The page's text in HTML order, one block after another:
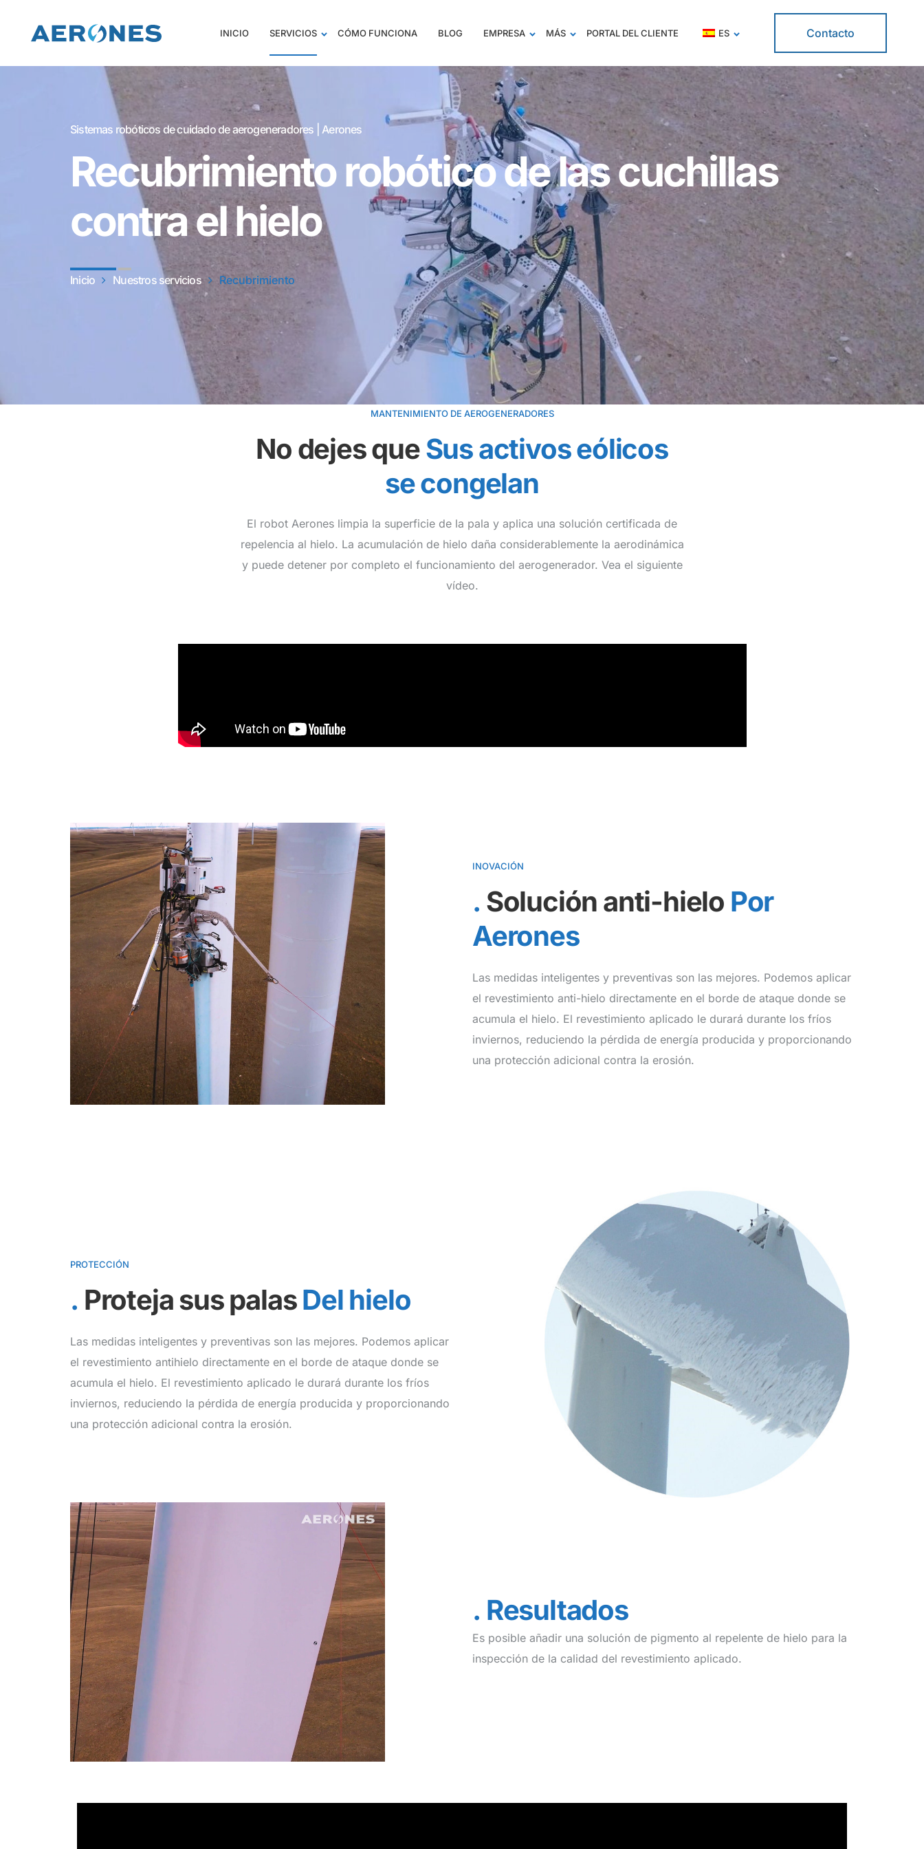
INICIO SERVICIOS CÓMO FUNCIONA BLOG EMPRESA MÁS PORTAL DEL CLIENTE ES Contacto
Sistemas robóticos de cuidado de aerogeneradores | Aerones
Recubrimiento robótico de las cuchillas
contra el hielo
Inicio Nuestros servicios Recubrimiento
MANTENIMIENTO DE AEROGENERADORES
No dejes queSus activos eólicos
se congelan
El robot Aerones limpia la superficie de la pala y aplica una solución certificada de
repelencia al hielo. La acumulación de hielo daña considerablemente la aerodinámica
y puede detener por completo el funcionamiento del aerogenerador. Vea el siguiente
vídeo.
INOVACIÓN
Solución anti-hielo Por
Aerones
Las medidas inteligentes y preventivas son las mejores. Podemos aplicar
el revestimiento anti-hielo directamente en el borde de ataque donde se
acumula el hielo. El revestimiento aplicado le durará durante los fríos
inviernos, reduciendo la pérdida de energía producida y proporcionando
una protección adicional contra la erosión.
PROTECCIÓN
Proteja sus palasDel hielo
Las medidas inteligentes y preventivas son las mejores. Podemos aplicar
el revestimiento antihielo directamente en el borde de ataque donde se
acumula el hielo. El revestimiento aplicado le durará durante los fríos
inviernos, reduciendo la pérdida de energía producida y proporcionando
una protección adicional contra la erosión.
Resultados
Es posible añadir una solución de pigmento al repelente de hielo para la
inspección de la calidad del revestimiento aplicado.